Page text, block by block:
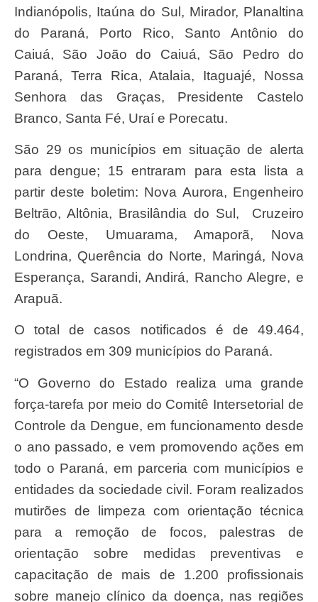
Indianópolis, Itaúna do Sul, Mirador, Planaltina
do Paraná, Porto Rico, Santo Antônio do
Caiuá, São João do Caiuá, São Pedro do
Paraná, Terra Rica, Atalaia, Itaguajé, Nossa
Senhora das Graças, Presidente Castelo
Branco, Santa Fé, Uraí e Porecatu.
São 29 os municípios em situação de alerta
para dengue; 15 entraram para esta lista a
partir deste boletim: Nova Aurora, Engenheiro
Beltrão, Altônia, Brasilândia do Sul, Cruzeiro
do Oeste, Umuarama, Amaporã, Nova
Londrina, Querência do Norte, Maringá, Nova
Esperança, Sarandi, Andirá, Rancho Alegre, e
Arapuã.
O total de casos notificados é de 49.464,
registrados em 309 municípios do Paraná.
“O Governo do Estado realiza uma grande
força-tarefa por meio do Comitê Intersetorial de
Controle da Dengue, em funcionamento desde
o ano passado, e vem promovendo ações em
todo o Paraná, em parceria com municípios e
entidades da sociedade civil. Foram realizados
mutirões de limpeza com orientação técnica
para a remoção de focos, palestras de
orientação sobre medidas preventivas e
capacitação de mais de 1.200 profissionais
sobre manejo clínico da doença, nas regiões